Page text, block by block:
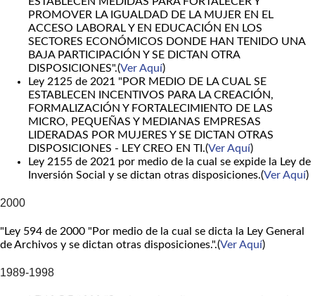
PROMOVER LA IGUALDAD DE LA MUJER EN EL
ACCESO LABORAL Y EN EDUCACIÓN EN LOS
SECTORES ECONÓMICOS DONDE HAN TENIDO UNA
BAJA PARTICIPACIÓN Y SE DICTAN OTRA
DISPOSICIONES".(Ver Aquí)
Ley 2125 de 2021 "POR MEDIO DE LA CUAL SE
ESTABLECEN INCENTIVOS PARA LA CREACIÓN,
FORMALIZACIÓN Y FORTALECIMIENTO DE LAS
MICRO, PEQUEÑAS Y MEDIANAS EMPRESAS
LIDERADAS POR MUJERES Y SE DICTAN OTRAS
DISPOSICIONES - LEY CREO EN TI.(Ver Aquí)
Ley 2155 de 2021 por medio de la cual se expide la Ley de
Inversión Social y se dictan otras disposiciones.(Ver Aquí)
2000
"Ley 594 de 2000 "Por medio de la cual se dicta la Ley General
de Archivos y se dictan otras disposiciones.".(Ver Aquí)
1989-1998